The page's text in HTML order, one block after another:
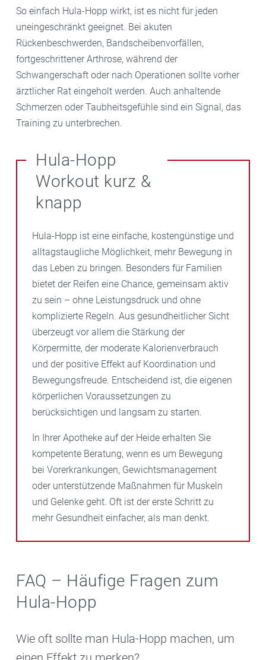
So einfach Hula-Hopp wirkt, ist es nicht für jeden
uneingeschränkt geeignet. Bei akuten
Rückenbeschwerden, Bandscheibenvorfällen,
fortgeschrittener Arthrose, während der
Schwangerschaft oder nach Operationen sollte vorher
ärztlicher Rat eingeholt werden. Auch anhaltende
Schmerzen oder Taubheitsgefühle sind ein Signal, das
Training zu unterbrechen.
Hula-Hopp
Workout kurz &
knapp
Hula-Hopp ist eine einfache, kostengünstige und
alltagstaugliche Möglichkeit, mehr Bewegung in
das Leben zu bringen. Besonders für Familien
bietet der Reifen eine Chance, gemeinsam aktiv
zu sein – ohne Leistungsdruck und ohne
komplizierte Regeln. Aus gesundheitlicher Sicht
überzeugt vor allem die Stärkung der
Körpermitte, der moderate Kalorienverbrauch
und der positive Effekt auf Koordination und
Bewegungsfreude. Entscheidend ist, die eigenen
körperlichen Voraussetzungen zu
berücksichtigen und langsam zu starten.
In Ihrer Apotheke auf der Heide erhalten Sie
kompetente Beratung, wenn es um Bewegung
bei Vorerkrankungen, Gewichtsmanagement
oder unterstützende Maßnahmen für Muskeln
und Gelenke geht. Oft ist der erste Schritt zu
mehr Gesundheit einfacher, als man denkt.
FAQ – Häufige Fragen zum
Hula-Hopp
Wie oft sollte man Hula-Hopp machen, um